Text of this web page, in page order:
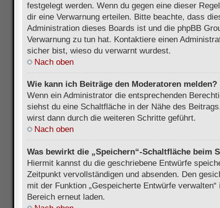
festgelegt werden. Wenn du gegen eine dieser
dir eine Verwarnung erteilen. Bitte beachte, dass
Administration dieses Boards ist und die phpBB
Verwarnung zu tun hat. Kontaktiere einen
sicher bist, wieso du verwarnt wurdest.
Nach oben
Wie kann ich Beiträge den Moderatoren melden?
Wenn ein Administrator die entsprechenden
siehst du eine Schaltfläche in der Nähe des
wirst dann durch die weiteren Schritte geführt.
Nach oben
Was bewirkt die „Speichern“-Schaltfläche beim
Hiermit kannst du die geschriebene Entwürfe
Zeitpunkt vervollständigen und absenden. Den
mit der Funktion „Gespeicherte Entwürfe
Bereich erneut laden.